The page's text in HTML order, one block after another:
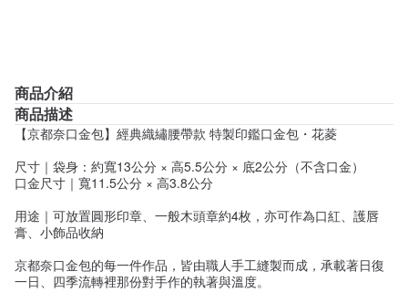
商品介紹
商品描述
【京都奈口金包】經典織繡腰帶款 特製印鑑口金包・花菱
尺寸 ｜袋身：約寬13公分 × 高5.5公分 × 底2公分（不含口金）
口金尺寸 ｜寬11.5公分 × 高3.8公分
用途 ｜可放置圓形印章、一般木頭章約4枚，亦可作為口紅、護唇
膏、小飾品收納
京都奈口金包的每一件作品，皆由職人手工縫製而成 ，承載著日復
一日、四季流轉裡那份對手作的執著與溫度。